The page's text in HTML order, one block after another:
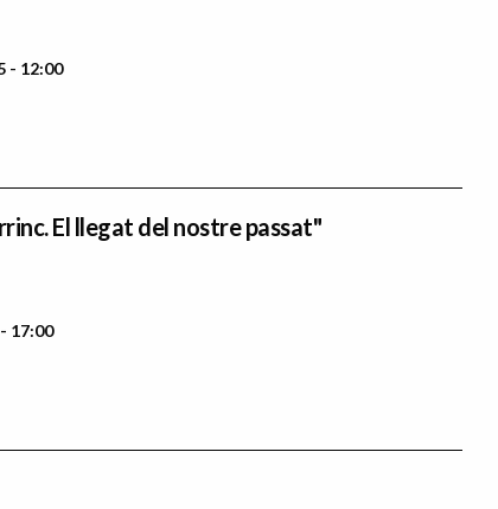
- 12:00
El llegat del nostre passat"
17:00